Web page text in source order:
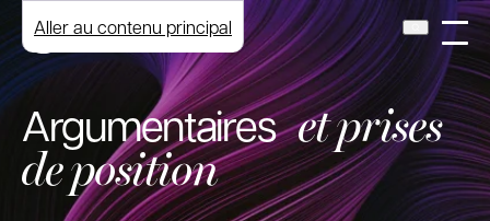
Aller au contenu principal
Argumentaires et prises
de position